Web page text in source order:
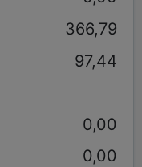
366,79
97,44
0,00
0,00